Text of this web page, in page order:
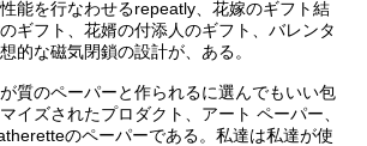
能を行なわせるrepeatly、花嫁のギフト結
ギフト、花婿の付添人のギフト、バレンタ
的な磁気閉鎖の設計が、ある。
質のペーパーと作られるに選んでもいい包
イズされたプロダクト、アート ペーパー、
のペーパーである。私達は私達が使